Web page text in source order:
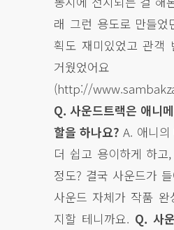
래 그런 용도로 만들었
획도 재미있었고 관객
거웠었어요
(http://
Q. 사운드트랙은 애니
할을 하나요? A. 애니
더 쉽고 용이하게 하고
정도? 결국 사운드가
사운드 자체가 작품
지할 테니까요. Q. 사